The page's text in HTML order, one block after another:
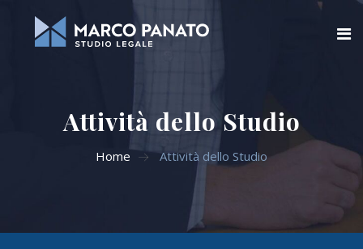
Chi siamoAttività dello Studio
Home Attività dello Studio